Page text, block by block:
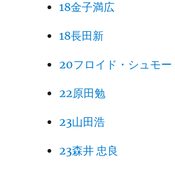
18金子満広
18長田新
20フロイド・シュモー
22原田勉
23山田浩
23森井 忠良